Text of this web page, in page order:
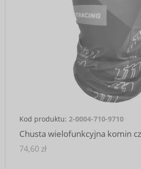
Kod produktu: 2-0004-710-9710
Chusta wielofunkcyjna komin
74,60 zł